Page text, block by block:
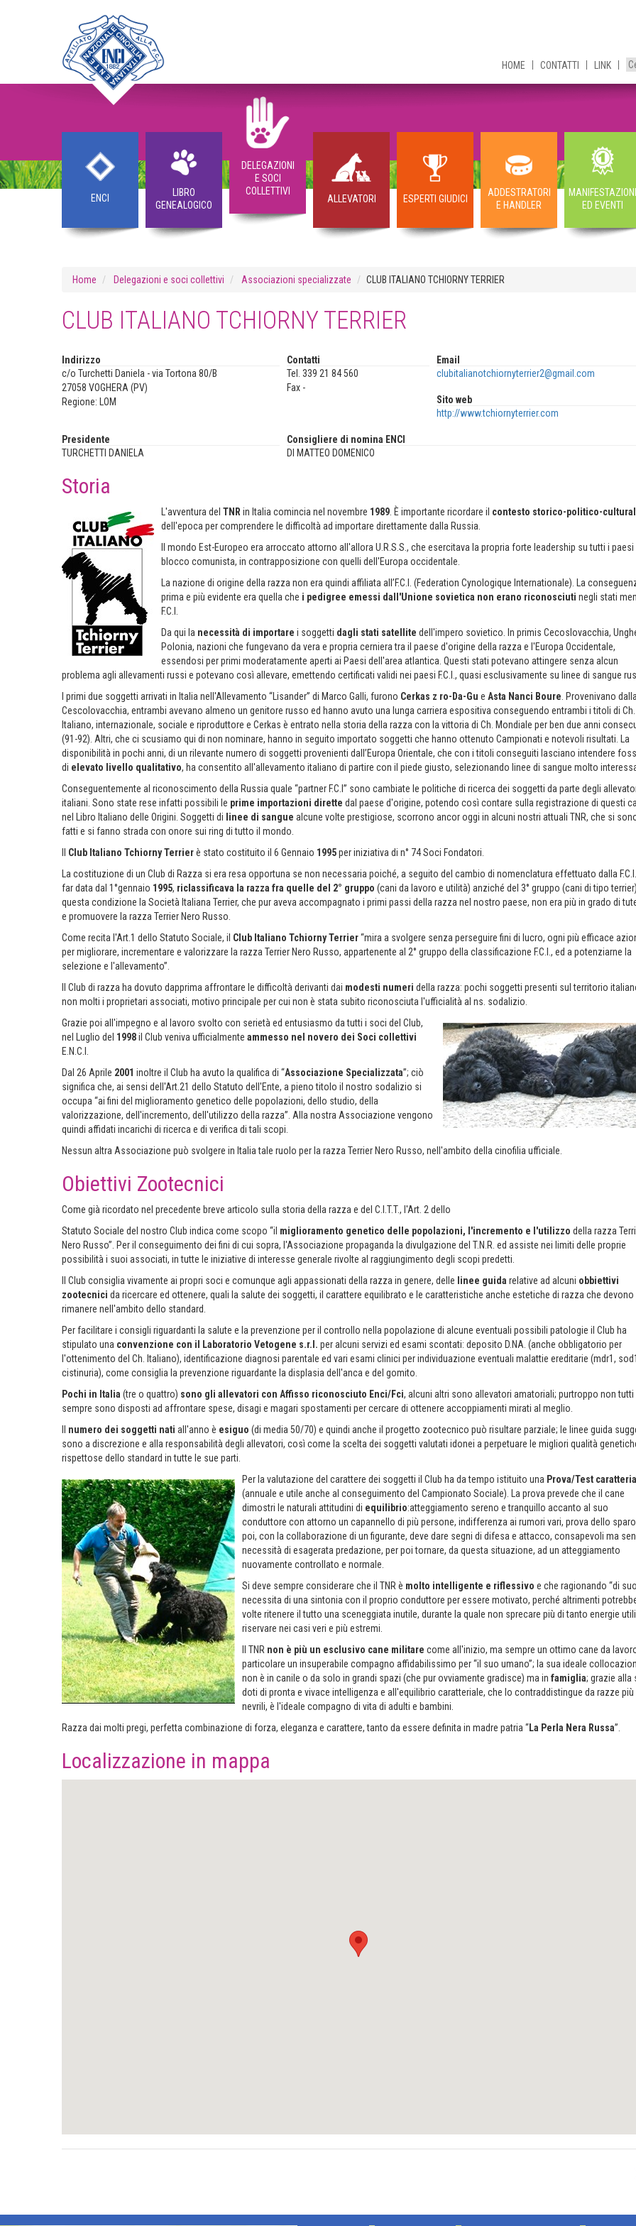
HOME CONTATTI LINK
ENCI
LIBRO
GENEALOGICO
DELEGAZIONI
E SOCI
COLLETTIVI
ALLEVATORI ESPERTI GIUDICI
ADDESTRATORI
E HANDLER
MANIFESTAZIONI
ED EVENTI
Home Delegazioni e soci collettivi Associazioni specializzate CLUB ITALIANO TCHIORNY TERRIER
CLUB ITALIANO TCHIORNY TERRIER
Indirizzo
c/o Turchetti Daniela - via Tortona 80/B
27058 VOGHERA (PV)
Regione: LOM
Contatti
Tel. 339 21 84 560
Fax -
Email
clubitalianotchiornyterrier2@gmail.com
Sito web
http://www.tchiornyterrier.com
Presidente
TURCHETTI DANIELA
Consigliere di nomina ENCI
DI MATTEO DOMENICO
Storia
L'avventura del TNR in Italia comincia nel novembre 1989 . È importante ricordare il contesto storico-politico-
dell'epoca per comprendere le difficoltà ad importare direttamente dalla Russia.
Il mondo Est-Europeo era arroccato attorno all'allora U.R.S.S., che esercitava la propria forte leadership su tutti i paesi
blocco comunista, in contrapposizione con quelli dell'Europa occidentale.
La nazione di origine della razza non era quindi affiliata all’F.C.I. (Federation Cynologique Internationale). La
prima e più evidente era quella che i pedigree emessi dall'Unione sovietica non erano riconosciuti negli stati
F.C.I.
Da qui la necessità di importare i soggetti dagli stati satellite dell'impero sovietico. In primis Cecoslovacchia,
Polonia, nazioni che fungevano da vera e propria cerniera tra il paese d'origine della razza e l'Europa Occidentale,
essendosi per primi moderatamente aperti ai Paesi dell'area atlantica. Questi stati potevano attingere senza alcun
problema agli allevamenti russi e potevano così allevare, emettendo certificati validi nei paesi F.C.I., quasi esclusivamente su linee di sangue
I primi due soggetti arrivati in Italia nell'Allevamento “Lisander” di Marco Galli, furono Cerkas z ro-Da-Gu e Asta Nanci Boure . Provenivano dalla
Cescolovacchia, entrambi avevano almeno un genitore russo ed hanno avuto una lunga carriera espositiva conseguendo entrambi i titoli di Ch.
Italiano, internazionale, sociale e riproduttore e Cerkas è entrato nella storia della razza con la vittoria di Ch. Mondiale per ben due anni
(91-92). Altri, che ci scusiamo qui di non nominare, hanno in seguito importato soggetti che hanno ottenuto Campionati e notevoli risultati. La
disponibilità in pochi anni, di un rilevante numero di soggetti provenienti dall’Europa Orientale, che con i titoli conseguiti lasciano intendere
di elevato livello qualitativo, ha consentito all'allevamento italiano di partire con il piede giusto, selezionando linee di sangue molto
Conseguentemente al riconoscimento della Russia quale “partner F.C.I” sono cambiate le politiche di ricerca dei soggetti da parte degli
italiani. Sono state rese infatti possibili le prime importazioni dirette dal paese d'origine, potendo così contare sulla registrazione di questi
nel Libro Italiano delle Origini. Soggetti di linee di sangue alcune volte prestigiose, scorrono ancor oggi in alcuni nostri attuali TNR, che si
fatti e si fanno strada con onore sui ring di tutto il mondo.
Club Italiano Tchiorny Terrierè stato costituito il 6 Gennaio 1995per iniziativa di n° 74 Soci Fondatori.
La costituzione di un Club di Razza si era resa opportuna se non necessaria poiché, a seguito del cambio di nomenclatura effettuato dalla
far data dal 1°gennaio 1995, riclassificava la razza fra quelle del 2° gruppo (cani da lavoro e utilità) anziché del 3° gruppo (cani di tipo
questa condizione la Società Italiana Terrier, che pur aveva accompagnato i primi passi della razza nel nostro paese, non era più in grado di
e promuovere la razza Terrier Nero Russo.
Come recita l'Art.1 dello Statuto Sociale, il Club Italiano Tchiorny Terrier“mira a svolgere senza perseguire fini di lucro, ogni più efficace
per migliorare, incrementare e valorizzare la razza Terrier Nero Russo, appartenente al 2° gruppo della classificazione F.C.I., ed a potenziarne la
selezione e l'allevamento”.
Il Club di razza ha dovuto dapprima affrontare le difficoltà derivanti dai modesti numeri della razza: pochi soggetti presenti sul territorio
non molti i proprietari associati, motivo principale per cui non è stata subito riconosciuta l'ufficialità al ns. sodalizio.
Grazie poi all'impegno e al lavoro svolto con serietà ed entusiasmo da tutti i soci del Club,
nel Luglio del 1998il Club veniva ufficialmente ammesso nel novero dei Soci collettivi
E.N.C.I.
Dal 26 Aprile 2001 inoltre il Club ha avuto la qualifica di “Associazione Specializzata”; ciò
significa che, ai sensi dell'Art.21 dello Statuto dell'Ente, a pieno titolo il nostro sodalizio si
occupa “ai fini del miglioramento genetico delle popolazioni, dello studio, della
valorizzazione, dell'incremento, dell'utilizzo della razza”. Alla nostra Associazione vengono
quindi affidati incarichi di ricerca e di verifica di tali scopi.
Nessun altra Associazione può svolgere in Italia tale ruolo per la razza Terrier Nero Russo, nell'ambito della cinofilia ufficiale.
Obiettivi Zootecnici
Come già ricordato nel precedente breve articolo sulla storia della razza e del C.I.T.T., l'Art. 2 dello
Statuto Sociale del nostro Club indica come scopo “il miglioramento genetico delle popolazioni, l'incremento e l'utilizzo della razza
Nero Russo”. Per il conseguimento dei fini di cui sopra, l'Associazione propaganda la divulgazione del T.N.R. ed assiste nei limiti delle proprie
possibilità i suoi associati, in tutte le iniziative di interesse generale rivolte al raggiungimento degli scopi predetti.
Il Club consiglia vivamente ai propri soci e comunque agli appassionati della razza in genere, delle linee guida relative ad alcuni obbiettivi
zootecnici da ricercare ed ottenere, quali la salute dei soggetti, il carattere equilibrato e le caratteristiche anche estetiche di razza che devono
rimanere nell'ambito dello standard.
Per facilitare i consigli riguardanti la salute e la prevenzione per il controllo nella popolazione di alcune eventuali possibili patologie il Club ha
stipulato una convenzione con il Laboratorio Vetogene s.r.l. per alcuni servizi ed esami scontati: deposito D.NA. (anche obbligatorio per
l'ottenimento del Ch. Italiano), identificazione diagnosi parentale ed vari esami clinici per individuazione eventuali malattie ereditarie (mdr1,
cistinuria), come consiglia la prevenzione riguardante la displasia dell'anca e del gomito.
Pochi in Italia (tre o quattro) sono gli allevatori con Affisso riconosciuto Enci/Fci, alcuni altri sono allevatori amatoriali; purtroppo non tutti
sempre sono disposti ad affrontare spese, disagi e magari spostamenti per cercare di ottenere accoppiamenti mirati al meglio.
numero dei soggetti nati all'anno è esiguo (di media 50/70) e quindi anche il progetto zootecnico può risultare parziale; le linee guida
sono a discrezione e alla responsabilità degli allevatori, così come la scelta dei soggetti valutati idonei a perpetuare le migliori qualità
rispettose dello standard in tutte le sue parti.
Per la valutazione del carattere dei soggetti il Club ha da tempo istituito una Prova/Test
(annuale e utile anche al conseguimento del Campionato Sociale). La prova prevede che il cane
dimostri le naturali attitudini di equilibrio:atteggiamento sereno e tranquillo accanto al suo
conduttore con attorno un capannello di più persone, indifferenza ai rumori vari, prova dello
poi, con la collaborazione di un figurante, deve dare segni di difesa e attacco, consapevoli ma
necessità di esagerata predazione, per poi tornare, da questa situazione, ad un atteggiamento
nuovamente controllato e normale.
Si deve sempre considerare che il TNR è molto intelligente e riflessivo e che ragionando “di
necessita di una sintonia con il proprio conduttore per essere motivato, perché altrimenti
volte ritenere il tutto una sceneggiata inutile, durante la quale non sprecare più di tanto energie
riservare nei casi veri e più estremi.
Il TNR non è più un esclusivo cane militare come all'inizio, ma sempre un ottimo cane da
particolare un insuperabile compagno affidabilissimo per “il suo umano”; la sua ideale
non è in canile o da solo in grandi spazi (che pur ovviamente gradisce) ma in famiglia; grazie alla
doti di pronta e vivace intelligenza e all'equilibrio caratteriale, che lo contraddistingue da razze più
nevrili, è l'ideale compagno di vita di adulti e bambini.
Razza dai molti pregi, perfetta combinazione di forza, eleganza e carattere, tanto da essere definita in madre patria “La Perla Nera Russa”.
Localizzazione in mappa